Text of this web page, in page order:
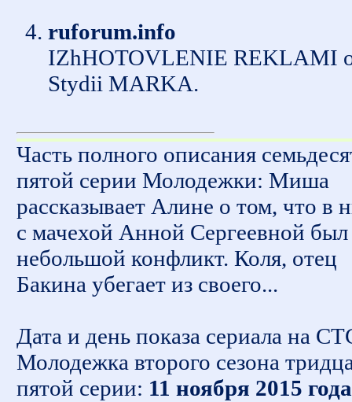
ruforum.info
IZhHOTOVLENIE REKLAMI
Stydii MARKA.
Часть полного описания
пятой серии Молодежки: Миша
рассказывает Алине о том, что в
с мачехой Анной Сергеевной был
небольшой конфликт. Коля, отец
Бакина убегает из своего...
Дата и день показа сериала на
Молодежка второго сезона
пятой серии: 11 ноября 2015 года